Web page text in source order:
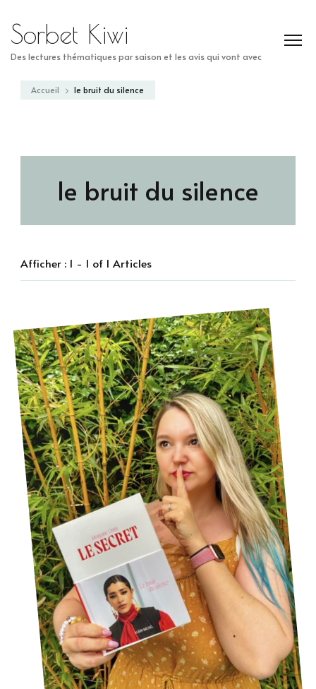
Sorbet Kiwi
Des lectures thématiques par saison et les avis qui vont avec
Accueil le bruit du silence
le bruit du silence
Afficher : 1 - 1 of 1 Articles